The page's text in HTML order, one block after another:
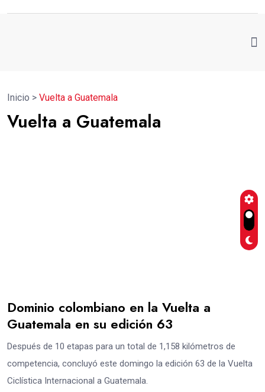
Inicio > Vuelta a Guatemala
Vuelta a Guatemala
Dominio colombiano en la Vuelta a
Guatemala en su edición 63
Después de 10 etapas para un total de 1,158 kilómetros de
competencia, concluyó este domingo la edición 63 de la Vuelta
Ciclística Internacional a Guatemala.